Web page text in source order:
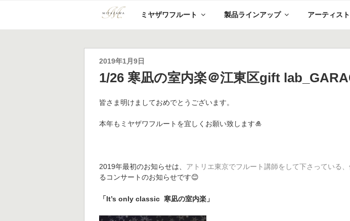
ミヤザワフルート 製品ラインアップ アーティスト
投
稿
日:
2019年1月9日
1/26 寒凪の室内楽＠江東区gift
皆さま明けましておめでとうございます。
本年もミヤザワフルートを宜しくお願い致します🎍
2019年最初のお知らせは、 アトリエ東京でフルート講師をして下さっている
るコンサートのお知らせです😊
「It’s only classic 寒凪の室内楽」